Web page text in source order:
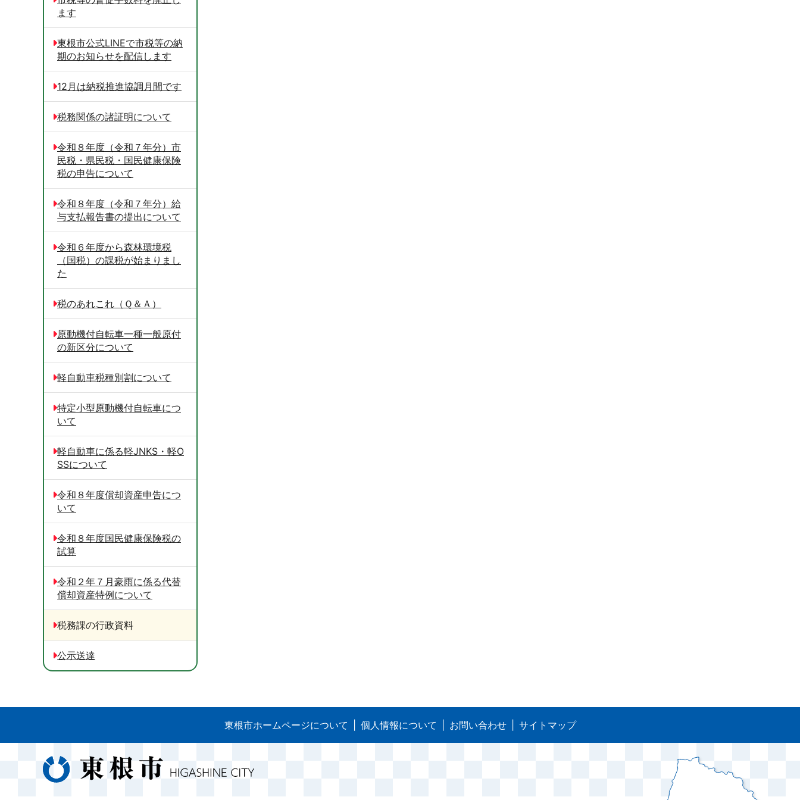
ます
東根市公式LINEで市税等の納
期のお知らせを配信します
12月は納税推進協調月間です
税務関係の諸証明について
令和８年度（令和７年分）市
民税・県民税・国民健康保険
税の申告について
令和８年度（令和７年分）給
与支払報告書の提出について
令和６年度から森林環境税
（国税）の課税が始まりまし
た
税のあれこれ（Ｑ＆Ａ）
原動機付自転車一種一般原付
の新区分について
軽自動車税種別割について
特定小型原動機付自転車につ
いて
軽自動車に係る軽JNKS・軽O
SSについて
令和８年度償却資産申告につ
いて
令和８年度国民健康保険税の
試算
令和２年７月豪雨に係る代替
償却資産特例について
税務課の行政資料
公示送達
東根市ホームページについて 個人情報について お問い合わせ サイトマップ